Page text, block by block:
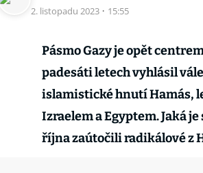
2. listopadu 2023 · 15:55
Pásmo Gazy je opět
padesáti letech vyhlásil
islamistické hnutí Hamás,
Izraelem a Egyptem. Jaká
října zaútočili radikálové z